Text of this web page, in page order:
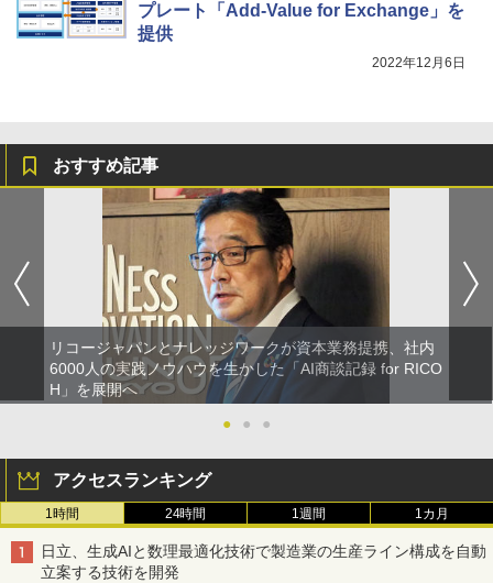
プレート「Add-Value for Exchange」を
提供
2022年12月6日
おすすめ記事
リコージャパンとナレッジワークが資本業務提携、社内
6000人の実践ノウハウを生かした「AI商談記録 for RICO
H」を展開へ
●
● ●
アクセスランキング
1時間 24時間 1週間 1カ月
日立、生成AIと数理最適化技術で製造業の生産ライン構成を自動
立案する技術を開発